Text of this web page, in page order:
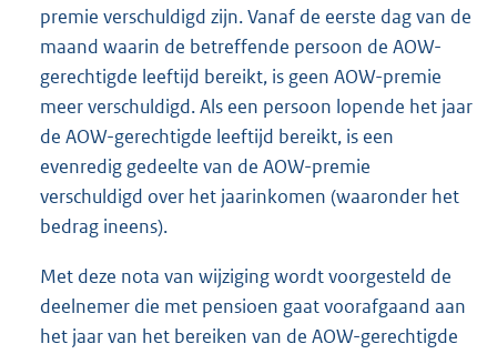
premie verschuldigd zijn. Vanaf de eerste dag van de
maand waarin de betreffende persoon de AOW-
gerechtigde leeftijd bereikt, is geen AOW-premie
meer verschuldigd. Als een persoon lopende het jaar
de AOW-gerechtigde leeftijd bereikt, is een
evenredig gedeelte van de AOW-premie
verschuldigd over het jaarinkomen (waaronder het
bedrag ineens).
Met deze nota van wijziging wordt voorgesteld de
deelnemer die met pensioen gaat voorafgaand aan
het jaar van het bereiken van de AOW-gerechtigde